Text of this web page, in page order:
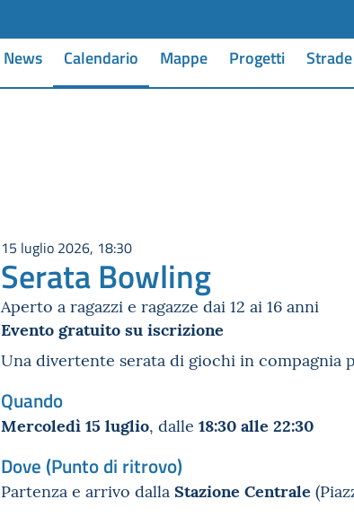
News Calendario Mappe Progetti
15 luglio 2026, 18:30
Serata Bowling
Aperto a ragazzi e ragazze dai 12 ai 16 anni
Evento gratuito su iscrizione
Una divertente serata di giochi in compagnia
Quando
Mercoledì 15 luglio, dalle 18:30 alle 22:30
Dove (Punto di ritrovo)
Partenza e arrivo dalla Stazione Centrale